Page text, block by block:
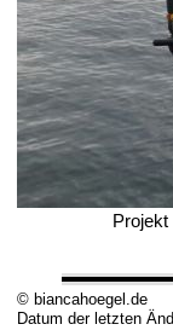
© biancahoegel.de
Datum der letzten